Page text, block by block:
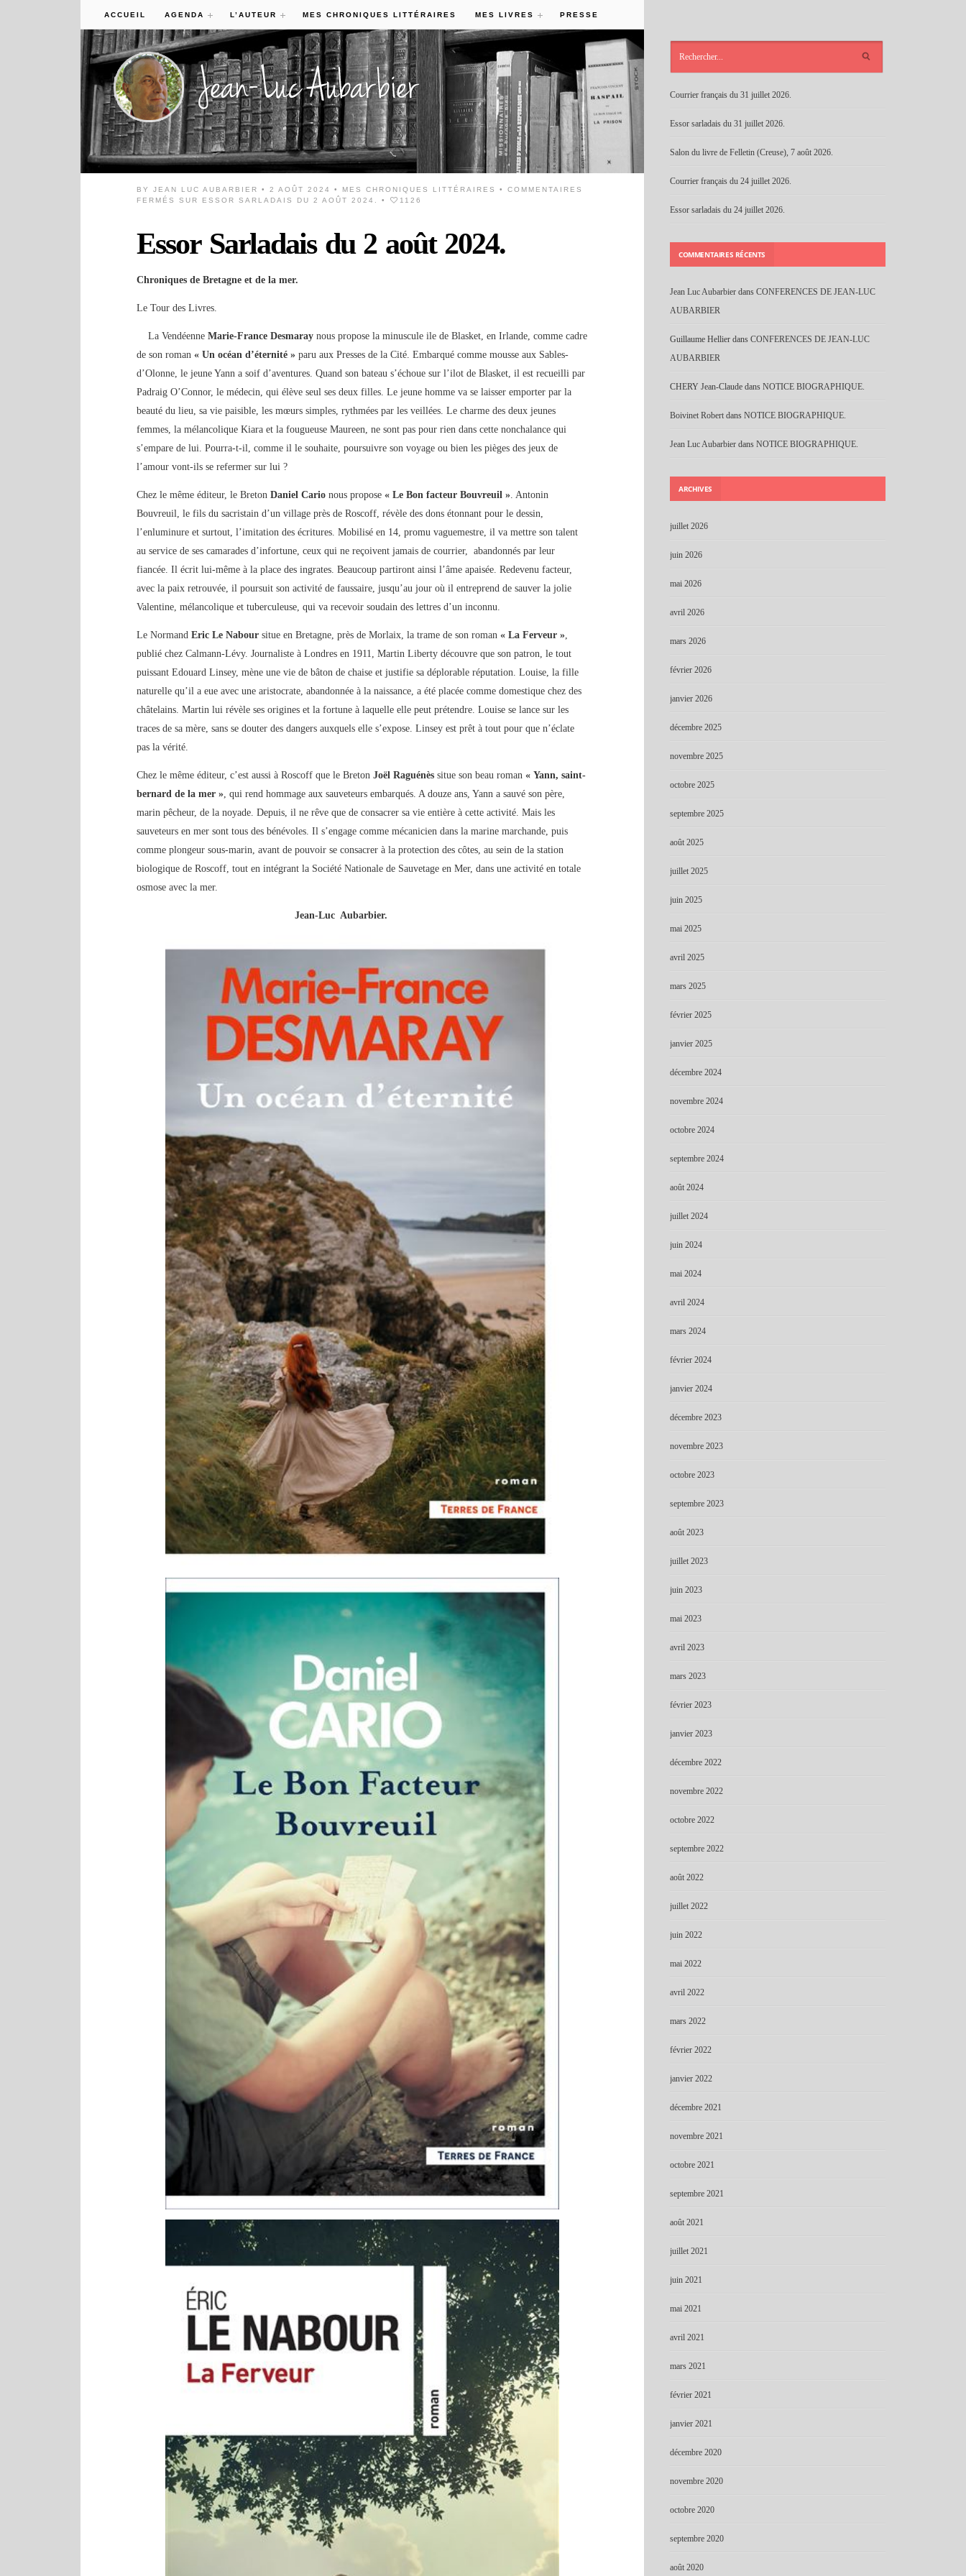
ACCUEIL AGENDA L’AUTEUR MES CHRONIQUES LITTÉRAIRES MES LIVRES PRESSE
BYJEAN LUC AUBARBIER • 2 AOÛT 2024 • MES CHRONIQUES LITTÉRAIRES •COMMENTAIRES
FERMÉS
SUR ESSOR SARLADAIS DU 2 AOÛT 2024. • 1126
Essor Sarladais du 2 août 2024.
Chroniques de Bretagne et de la mer.
Le Tour des Livres.
La VendéenneMarie-France Desmaraynous propose la minuscule ile de Blasket, en Irlande, comme cadre
de son roman« Un océan d’éternité »paru aux Presses de la Cité. Embarqué comme mousse aux Sables-
d’Olonne, le jeune Yann a soif d’aventures. Quand son bateau s’échoue sur l’ilot de Blasket, il est recueilli par
Padraig O’Connor, le médecin, qui élève seul ses deux filles. Le jeune homme va se laisser emporter par la
beauté du lieu, sa vie paisible, les mœurs simples, rythmées par les veillées. Le charme des deux jeunes
femmes, la mélancolique Kiara et la fougueuse Maureen, ne sont pas pour rien dans cette nonchalance qui
s’empare de lui. Pourra-t-il, comme il le souhaite, poursuivre son voyage ou bien les pièges des jeux de
l’amour vont-ils se refermer sur lui ?
Chez le même éditeur, le BretonDaniel Carionous propose« Le Bon facteur Bouvreuil ». Antonin
Bouvreuil, le fils du sacristain d’un village près de Roscoff, révèle des dons étonnant pour le dessin,
l’enluminure et surtout, l’imitation des écritures. Mobilisé en 14, promu vaguemestre, il va mettre son talent
au service de ses camarades d’infortune, ceux qui ne reçoivent jamais de courrier, abandonnés par leur
fiancée. Il écrit lui-même à la place des ingrates. Beaucoup partiront ainsi l’âme apaisée. Redevenu facteur,
avec la paix retrouvée, il poursuit son activité de faussaire, jusqu’au jour où il entreprend de sauver la jolie
Valentine, mélancolique et tuberculeuse, qui va recevoir soudain des lettres d’un inconnu.
Le NormandEric Le Nabour situe en Bretagne, près de Morlaix, la trame de son roman« La Ferveur »,
publié chez Calmann-Lévy. Journaliste à Londres en 1911, Martin Liberty découvre que son patron, le tout
puissant Edouard Linsey, mène une vie de bâton de chaise et justifie sa déplorable réputation. Louise, la fille
naturelle qu’il a eue avec une aristocrate, abandonnée à la naissance, a été placée comme domestique chez des
châtelains. Martin lui révèle ses origines et la fortune à laquelle elle peut prétendre. Louise se lance sur les
traces de sa mère, sans se douter des dangers auxquels elle s’expose. Linsey est prêt à tout pour que n’éclate
pas la vérité.
Chez le même éditeur, c’est aussi à Roscoff que le BretonJoël Raguénèssitue son beau roman« Yann, saint-
bernard de la mer », qui rend hommage aux sauveteurs embarqués. A douze ans, Yann a sauvé son père,
marin pêcheur, de la noyade. Depuis, il ne rêve que de consacrer sa vie entière à cette activité. Mais les
sauveteurs en mer sont tous des bénévoles. Il s’engage comme mécanicien dans la marine marchande, puis
comme plongeur sous-marin, avant de pouvoir se consacrer à la protection des côtes, au sein de la station
biologique de Roscoff, tout en intégrant la Société Nationale de Sauvetage en Mer, dans une activité en totale
osmose avec la mer.
Jean-Luc Aubarbier.
Courrier français du 31 juillet 2026.
Essor sarladais du 31 juillet 2026.
Salon du livre de Felletin (Creuse), 7 août 2026.
Courrier français du 24 juillet 2026.
Essor sarladais du 24 juillet 2026.
COMMENTAIRES RÉCENTS
Jean Luc Aubarbier dans CONFERENCES DE JEAN-LUC
AUBARBIER
Guillaume Hellier dans CONFERENCES DE JEAN-LUC
AUBARBIER
CHERY Jean-Claude dans NOTICE BIOGRAPHIQUE.
Boivinet Robert dans NOTICE BIOGRAPHIQUE.
Jean Luc Aubarbier dans NOTICE BIOGRAPHIQUE.
ARCHIVES
juillet 2026
juin 2026
mai 2026
avril 2026
mars 2026
février 2026
janvier 2026
décembre 2025
novembre 2025
octobre 2025
septembre 2025
août 2025
juillet 2025
juin 2025
mai 2025
avril 2025
mars 2025
février 2025
janvier 2025
décembre 2024
novembre 2024
octobre 2024
septembre 2024
août 2024
juillet 2024
juin 2024
mai 2024
avril 2024
mars 2024
février 2024
janvier 2024
décembre 2023
novembre 2023
octobre 2023
septembre 2023
août 2023
juillet 2023
juin 2023
mai 2023
avril 2023
mars 2023
février 2023
janvier 2023
décembre 2022
novembre 2022
octobre 2022
septembre 2022
août 2022
juillet 2022
juin 2022
mai 2022
avril 2022
mars 2022
février 2022
janvier 2022
décembre 2021
novembre 2021
octobre 2021
septembre 2021
août 2021
juillet 2021
juin 2021
mai 2021
avril 2021
mars 2021
février 2021
janvier 2021
décembre 2020
novembre 2020
octobre 2020
septembre 2020
août 2020